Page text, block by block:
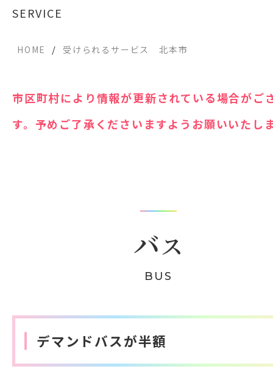
SERVICE
HOME / 受けられるサービス 北本市
市区町村により情報が更新されている場合がご
す。予めご了承くださいますようお願いいたし
バス
BUS
デマンドバスが半額